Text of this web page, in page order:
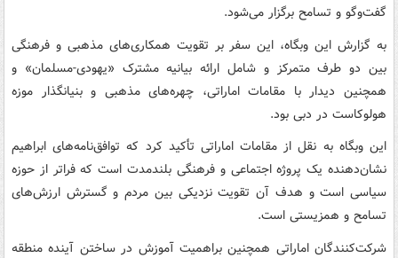
گفت‌وگو و تسامح برگزار می‌شود.
به گزارش این وبگاه، این سفر بر تقویت همکاری‌های مذهبی و فرهنگی
بین دو طرف متمرکز و شامل ارائه بیانیه مشترک «یهودی-مسلمان» و
همچنین دیدار با مقامات اماراتی، چهره‌های مذهبی و بنیانگذار موزه
هولوکاست در دبی بود.
این وبگاه به نقل از مقامات اماراتی تأکید کرد که توافق‌نامه‌های ابراهیم
نشان‌دهنده یک پروژه اجتماعی و فرهنگی بلندمدت است که فراتر از حوزه
سیاسی است و هدف آن تقویت نزدیکی بین مردم و گسترش ارزش‌های
تسامح و همزیستی است.
شرکت‌کنندگان اماراتی همچنین براهمیت آموزش در ساختن آینده منطقه